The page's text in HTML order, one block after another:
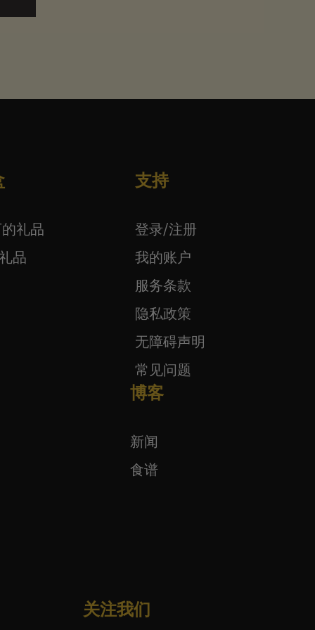
礼品
品
支持
登录/注册
我的账户
服务条款
隐私政策
无障碍声明
常见问题
博客
新闻
食谱
关注我们